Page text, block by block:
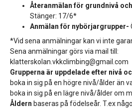
Återanmälan för grundnivå
Stänger: 17/6*
Anmälan för nybörjargrupper-
*Vid sena anmälningar kan vi inte
Sena anmälningar görs via mail till:
klatterskolan.vkkclimbing@gmail.com
Grupperna är uppdelade efter nivå
boka in sig på en högre nivå/ålder än
boka in sig på en lägre nivå/ålder om
Åldern baseras på födelseår. T.ex